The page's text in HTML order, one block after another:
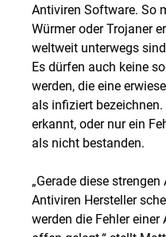
Antiviren Software. So
Würmer oder Trojaner
weltweit unterwegs
Es dürfen auch keine
werden, die eine
als infiziert
erkannt, oder nur ein
als nicht bestanden.
„Gerade diese
Antiviren Hersteller
werden die Fehler